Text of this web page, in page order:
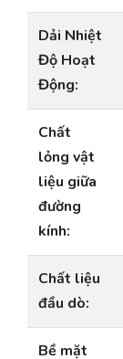
Dải Nhiệt
Độ Hoạt
Động:
Chất
lỏng vật
liệu giữa
đường
kính:
Chất liệu
đầu dò:
Bề mặt